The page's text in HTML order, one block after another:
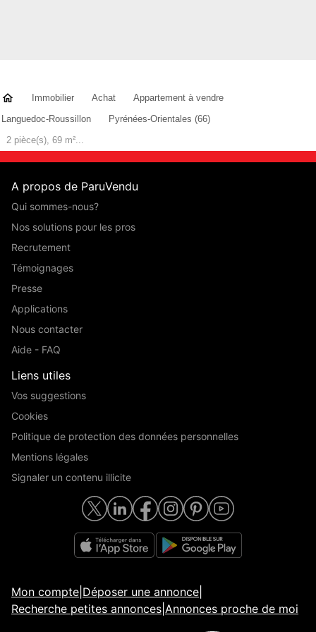
Immobilier Achat
Appartement à vendre
Languedoc-Roussillon
Pyrénées-Orientales (66)
2 pièce(s), 69 m²...
A propos de ParuVendu
Qui sommes-nous?
Nos solutions pour les pros
Recrutement
Témoignages
Presse
Applications
Nous contacter
Aide - FAQ
Liens utiles
Vos suggestions
Cookies
Politique de protection des données personnelles
Mentions légales
Signaler un contenu illicite
Mon compte Déposer une annonce
Recherche petites annonces Annonces proche de moi